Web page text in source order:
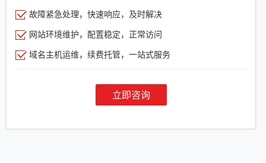
故障紧急处理，快速响应，及时解决
网站环境维护，配置稳定，正常访问
域名主机运维，续费托管，一站式服务
立即咨询